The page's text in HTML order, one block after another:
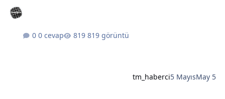
0 cevap 819 görüntü
tm_haberci5 MayısMay 5